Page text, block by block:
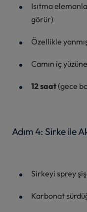
Isıtma
görür)
Özellikle
Camın iç
12 saat(gece
Adım 4: Sirke ile
Sirkeyi sprey
Karbonat